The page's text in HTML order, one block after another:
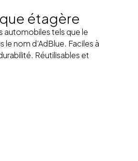
étagère
automobiles tels que le
nom d’AdBlue. Faciles à
Réutilisables et